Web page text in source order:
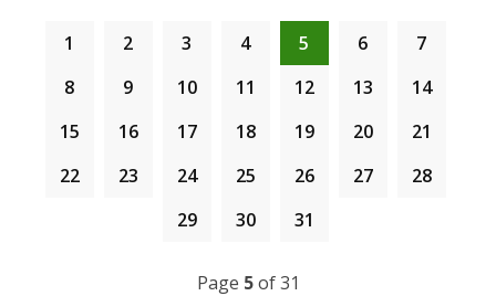
&NBSP;
KATEGORI SEKOLAH RENDAH DENGAN MEMBAWA
PULANG HADIAH BERUPA WANG TUNAI RM3000.00,
PLAK DAN SIJIL.
SEMOGA KEJAYAAN INI MEMBERI SUNTIKAN
SEMANGAT DAN MOTIVASI KEPADA WARGA SEKOLAH
SEKOLAH.
1 2 3 4 5 6
7
8
9 10 11 12 13
14
15
16 17 18 19 20
21
22
23 24 25 26 27
28
29
30 31
Page 5of 31